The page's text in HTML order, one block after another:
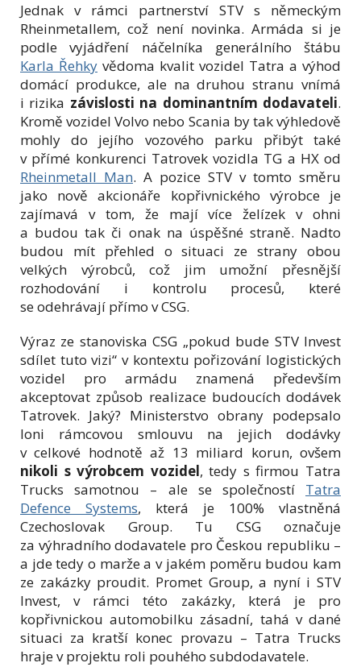
Jednak v rámci partnerství STV s německým
Rheinmetallem, což není novinka. Armáda si je
podle vyjádření náčelníka generálního štábu
Karla Řehky vědoma kvalit vozidel Tatra a výhod
domácí produkce, ale na druhou stranu vnímá
i rizika závislosti na dominantním dodavateli.
Kromě vozidel Volvo nebo Scania by tak výhledově
mohly do jejího vozového parku přibýt také
v přímé konkurenci Tatrovek vozidla TG a HX od
Rheinmetall Man. A pozice STV v tomto směru
jako nově akcionáře kopřivnického výrobce je
zajímavá v tom, že mají více želízek v ohni
a budou tak či onak na úspěšné straně. Nadto
budou mít přehled o situaci ze strany obou
velkých výrobců, což jim umožní přesnější
rozhodování i kontrolu procesů, které
se odehrávají přímo v CSG.
Výraz ze stanoviska CSG „pokud bude STV Invest
sdílet tuto vizi“ v kontextu pořizování logistických
vozidel pro armádu znamená především
akceptovat způsob realizace budoucích dodávek
Tatrovek. Jaký? Ministerstvo obrany podepsalo
loni rámcovou smlouvu na jejich dodávky
v celkové hodnotě až 13 miliard korun, ovšem
nikoli s výrobcem vozidel, tedy s firmou Tatra
Trucks samotnou – ale se společností Tatra
Defence Systems, která je 100% vlastněná
Czechoslovak Group. Tu CSG označuje
za výhradního dodavatele pro Českou republiku –
a jde tedy o marže a v jakém poměru budou kam
ze zakázky proudit. Promet Group, a nyní i STV
Invest, v rámci této zakázky, která je pro
kopřivnickou automobilku zásadní, tahá v dané
situaci za kratší konec provazu – Tatra Trucks
hraje v projektu roli pouhého subdodavatele.